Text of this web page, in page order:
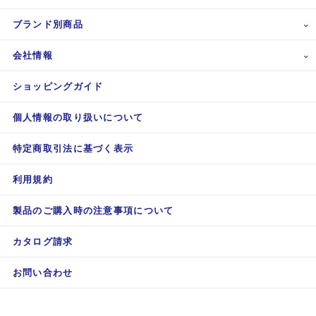
ブランド別商品
会社情報
ショッピングガイド
個人情報の取り扱いについて
特定商取引法に基づく表示
利用規約
製品のご購入時の注意事項について
カタログ請求
お問い合わせ